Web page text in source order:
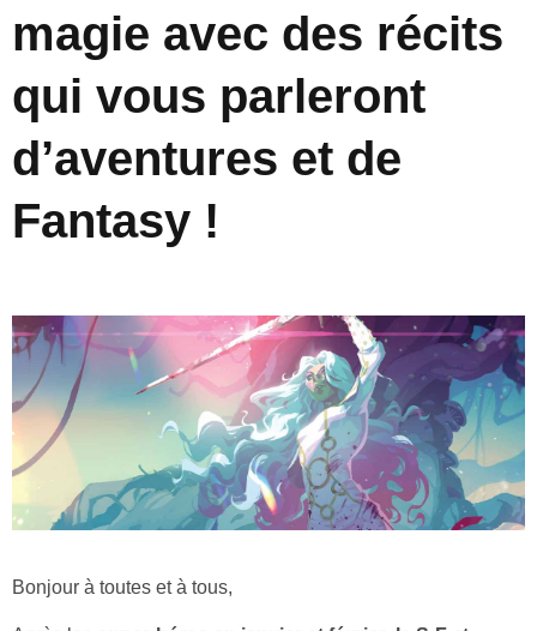
magie avec des récits
qui vous parleront
d’aventures et de
Fantasy !
Bonjour à toutes et à tous,